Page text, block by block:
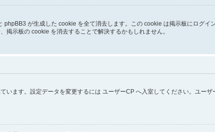
phpBB3 が生成した cookie を全て消去します。この cookie は掲示板にログ
掲示板の cookie を消去することで解決するかもしれません。
います。設定データを変更するには ユーザーCP へ入室してください。ユー